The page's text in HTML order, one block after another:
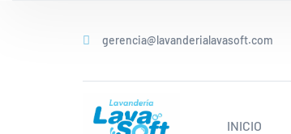
gerencia@lavanderialavasoft.com
INICIO